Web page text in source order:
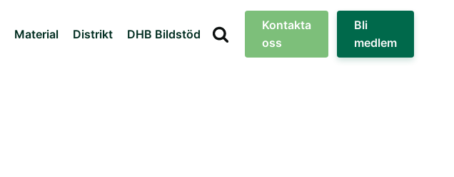
Material Distrikt DHB Bildstöd
Kontakta
oss
Bli
medlem